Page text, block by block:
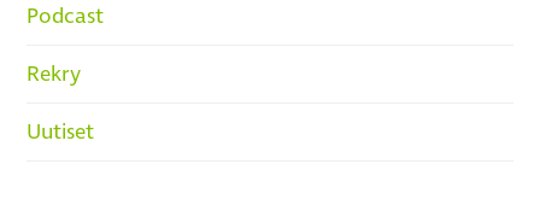
Podcast
Rekry
Uutiset